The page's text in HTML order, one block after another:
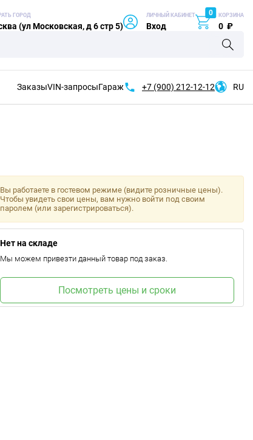
ГОРОД
(ул Московская, д 6 стр 5)
ЛИЧНЫЙ КАБИНЕТ
Вход
0 КОРЗИНА
0 ₽
ЗаказыVIN-запросыГараж +7 (900) 212-12-12 RU
Вы работаете в гостевом режиме (видите розничные цены).
Чтобы увидеть свои цены, вам нужно войти под своим
паролем (или зарегистрироваться).
Нет на складе
Мы можем привезти данный товар под заказ.
Посмотреть цены и сроки